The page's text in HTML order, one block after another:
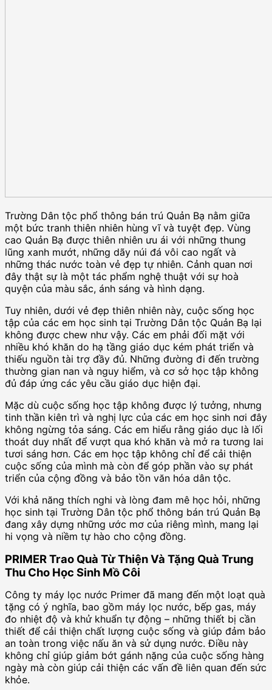
Trường Dân tộc phổ thông bán trú Quản Bạ nằm giữa
một bức tranh thiên nhiên hùng vĩ và tuyệt đẹp. Vùng
cao Quản Bạ được thiên nhiên ưu ái với những thung
lũng xanh mướt, những dãy núi đá vôi cao ngất và
những thác nước toàn vẻ đẹp tự nhiên. Cảnh quan nơi
đây thật sự là một tác phẩm nghệ thuật với sự hoà
quyện của màu sắc, ánh sáng và hình dạng.
Tuy nhiên, dưới vẻ đẹp thiên nhiên này, cuộc sống học
tập của các em học sinh tại Trường Dân tộc Quản Bạ lại
không được chew như vậy. Các em phải đối mặt với
nhiều khó khăn do hạ tầng giáo dục kém phát triển và
thiếu nguồn tài trợ đầy đủ. Những đường đi đến trường
thường gian nan và nguy hiểm, và cơ sở học tập không
đủ đáp ứng các yêu cầu giáo dục hiện đại.
Mặc dù cuộc sống học tập không được lý tưởng, nhưng
tinh thần kiên trì và nghị lực của các em học sinh nơi đây
không ngừng tỏa sáng. Các em hiểu rằng giáo dục là lối
thoát duy nhất để vượt qua khó khăn và mở ra tương lai
tươi sáng hơn. Các em học tập không chỉ để cải thiện
cuộc sống của mình mà còn để góp phần vào sự phát
triển của cộng đồng và bảo tồn văn hóa dân tộc.
Với khả năng thích nghi và lòng đam mê học hỏi, những
học sinh tại Trường Dân tộc phổ thông bán trú Quản Bạ
đang xây dựng những ước mơ của riêng mình, mang lại
hi vọng và niềm tự hào cho cộng đồng.
PRIMER Trao Quà Từ Thiện Và Tặng Quà Trung
Thu Cho Học Sinh Mồ Côi
Công ty máy lọc nước Primer đã mang đến một loạt quà
tặng có ý nghĩa, bao gồm máy lọc nước, bếp gas, máy
đo nhiệt độ và khử khuẩn tự động – những thiết bị cần
thiết để cải thiện chất lượng cuộc sống và giúp đảm bảo
an toàn trong việc nấu ăn và sử dụng nước. Điều này
không chỉ giúp giảm bớt gánh nặng của cuộc sống hàng
ngày mà còn giúp cải thiện các vấn đề liên quan đến sức
khỏe.